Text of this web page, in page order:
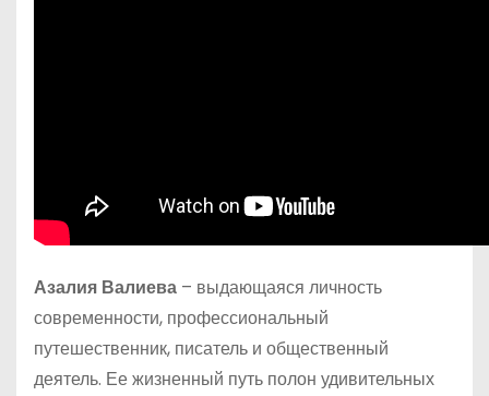
Азалия Валиева – выдающаяся личность
современности, профессиональный
путешественник, писатель и общественный
деятель. Ее жизненный путь полон удивительных